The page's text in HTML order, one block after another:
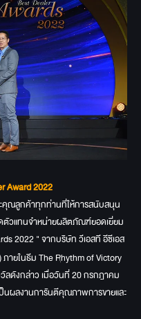
Award 2022
คุณลูกค้าทุกท่านที่ให้การสนับสนุน
ตัวแทนจำหน่ายผลิตภัณฑ์ยอดเยี่ยม
2022 " จากบริษัท วีเอสที อีซีเอส
ภายในธีม The Rhythm of Victory
ดังกล่าว เมื่อวันที่ 20 กรกฎาคม
นผลงานการันตีคุณภาพการขายและ